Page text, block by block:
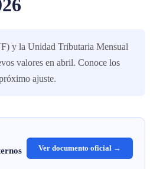
y la Unidad Tributaria Mensual
valores en abril. Conoce los
ajuste.
Ver documento oficial →